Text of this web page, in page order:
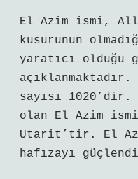
El Azim ismi,
kusurunun
yaratıcı olduğu
sayısı 1020’dir.
olan El Azim
Utarit’tir. El
hafızayı